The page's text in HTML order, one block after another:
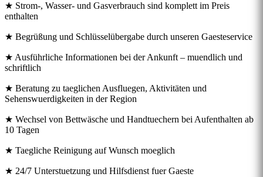
★ Strom-, Wasser- und Gasverbrauch sind komplett im Preis
enthalten
★ Begrüßung und Schlüsselübergabe durch unseren Gaesteservice
★ Ausführliche Informationen bei der Ankunft – muendlich und
schriftlich
★ Beratung zu taeglichen Ausfluegen, Aktivitäten und
Sehenswuerdigkeiten in der Region
★ Wechsel von Bettwäsche und Handtuechern bei Aufenthalten ab
10 Tagen
★ Taegliche Reinigung auf Wunsch moeglich
★ 24/7 Unterstuetzung und Hilfsdienst fuer Gaeste